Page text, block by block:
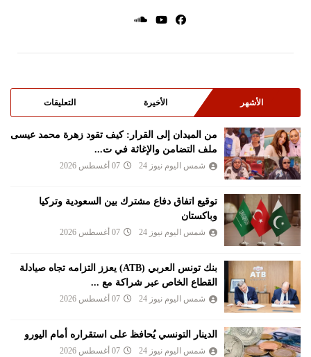
الأشهر الأخيرة التعليقات
من الميدان إلى القرار: كيف تقود زهرة محمد عيسى
ملف التضامن والإغاثة في ت...
شمس اليوم نيوز 24 07 أغسطس 2026
توقيع اتفاق دفاع مشترك بين السعودية وتركيا
وباكستان
شمس اليوم نيوز 24 07 أغسطس 2026
بنك تونس العربي (ATB) يعزز التزامه تجاه صيادلة
القطاع الخاص عبر شراكة مع ...
شمس اليوم نيوز 24 07 أغسطس 2026
الدينار التونسي يُحافظ على استقراره أمام اليورو
شمس اليوم نيوز 24 07 أغسطس 2026